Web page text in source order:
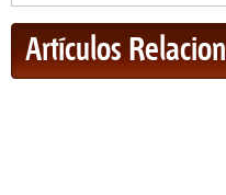
Artículos